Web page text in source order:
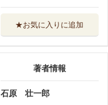
★お気に入りに追加
著者情報
石原 壮一郎